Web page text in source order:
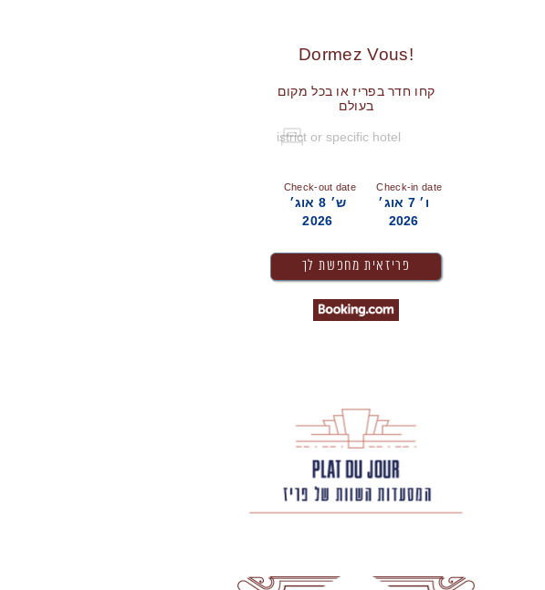
!Dormez Vous
קחו חדר בפריז או בכל מקום
בעולם
Check-in date
ו׳ 7 אוג׳
2026
Check-out date
ש׳ 8 אוג׳
2026